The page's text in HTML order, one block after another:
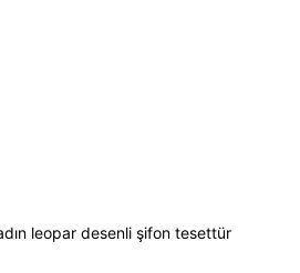
leopar desenli şifon tesettür